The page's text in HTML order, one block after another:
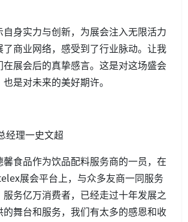
身实力与创新，为展会注入无限活力
了商业网络，感受到了行业脉动。让我
展会后的真挚感言。这是对这场盛会
是对未来的美好期许。
经理一史文超
食品作为饮品配料服务商的一员，在
展会平台上，与众多友商一同服务
服务亿万消费者，已经走过十年发展之
的舞台和服务，我们有太多的感恩和收